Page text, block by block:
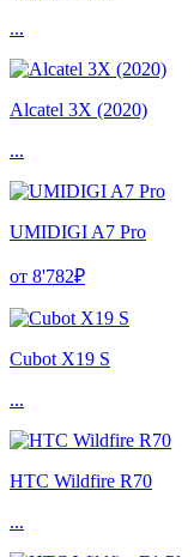
...
Alcatel 3X (2020)
...
UMIDIGI A7 Pro
от 8'782₽
Cubot X19 S
...
HTC Wildfire R70
...